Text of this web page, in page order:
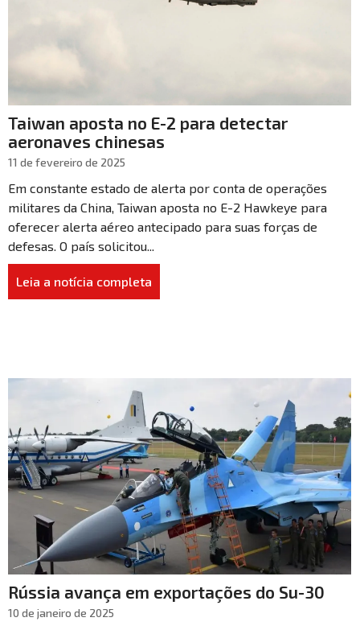
Taiwan aposta no E-2 para detectar
aeronaves chinesas
11 de fevereiro de 2025
Em constante estado de alerta por conta de operações
militares da China, Taiwan aposta no E-2 Hawkeye para
oferecer alerta aéreo antecipado para suas forças de
defesas. O país solicitou...
Leia a notícia completa
Rússia avança em exportações do Su-30
10 de janeiro de 2025